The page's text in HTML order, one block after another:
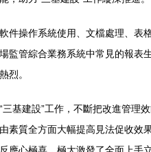
件操作系統使用、文檔處理、表
監管綜合業務系統中常見的報表
烈。
三基建設”工作，不斷把改進管理
素質全方面大幅提高見法促收效